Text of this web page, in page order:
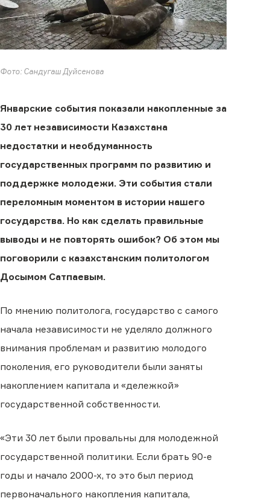
Фото: Сандугаш Дуйсенова
Январские события показали накопленные за
30 лет независимости Казахстана
недостатки и необдуманность
государственных программ по развитию и
поддержке молодежи. Эти события стали
переломным моментом в истории нашего
государства. Но как сделать правильные
выводы и не повторять ошибок? Об этом мы
поговорили с казахстанским политологом
Досымом Сатпаевым.
По мнению политолога, государство с самого
начала независимости не уделяло должного
внимания проблемам и развитию молодого
поколения, его руководители были заняты
накоплением капитала и «дележкой»
государственной собственности.
«Эти 30 лет были провальны для молодежной
государственной политики. Если брать 90-е
годы и начало 2000-х, то это был период
первоначального накопления капитала,